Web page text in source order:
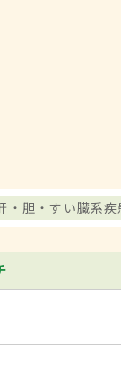
・胆・すい臓系疾